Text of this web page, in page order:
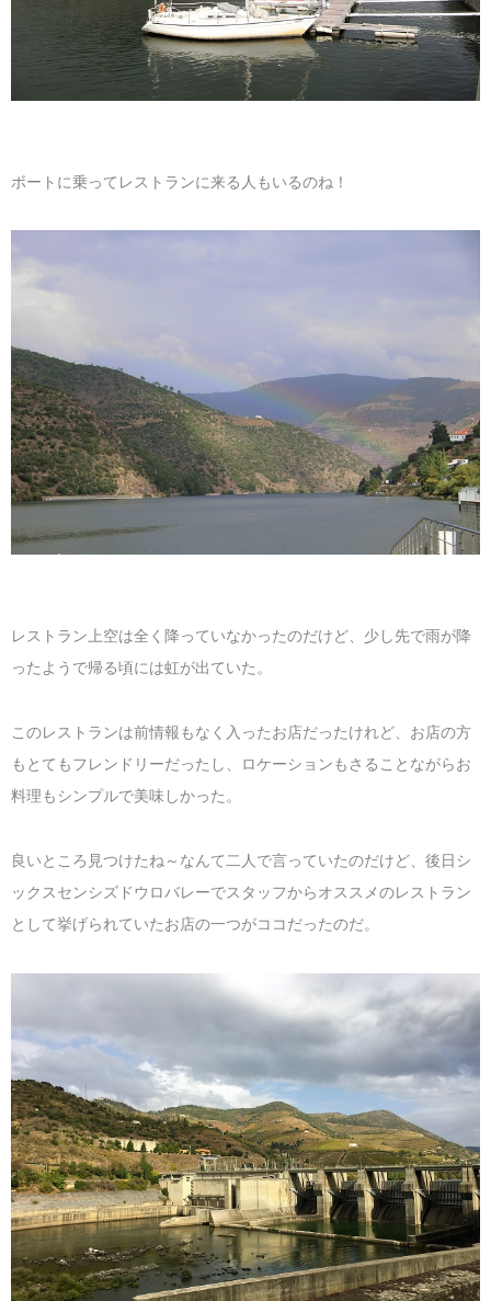
ボートに乗ってレストランに来る人もいるのね！
レストラン上空は全く降っていなかったのだけど、少し先で雨が降
ったようで帰る頃には虹が出ていた。
このレストランは前情報もなく入ったお店だったけれど、お店の方
もとてもフレンドリーだったし、ロケーションもさることながらお
料理もシンプルで美味しかった。
良いところ見つけたね～なんて二人で言っていたのだけど、後日シ
ックスセンシズドウロバレーでスタッフからオススメのレストラン
として挙げられていたお店の一つがココだったのだ。